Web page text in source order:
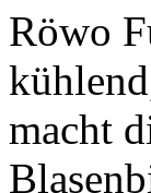
Röwo
macht